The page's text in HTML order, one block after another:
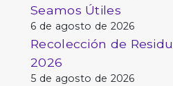
Seamos Útiles
6 de agosto de 2026
Recolección de
2026
5 de agosto de 2026